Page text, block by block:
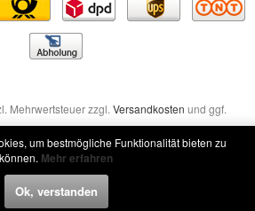
Mehrwertsteuer zzgl. Versandkosten und ggf.
wenn nicht anders beschrieben
Widerruf erklären
um bestmögliche Funktionalität bieten zu
können. Mehr erfahren
Ok, verstanden